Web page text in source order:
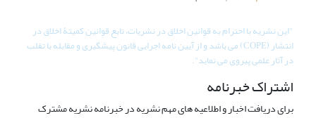
"این نشریه با احترام به قوانین اخلاق در نشریات، تابع قوانین کمیتۀ اخلاق در
انتشار (COPE) می باشد و از آیین نامه اجرایی قانون پیشگیری و مقابله با تقلب
در آثار علمی پیروی می نماید".
اشتراک خبرنامه
برای دریافت اخبار و اطلاعیه های مهم نشریه در خبرنامه نشریه مشترک